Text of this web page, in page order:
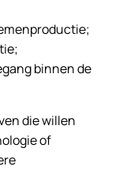
binnen de
die willen
of